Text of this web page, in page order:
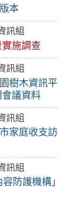
本
訊組
施調查
訊組
樹木資訊平
議資料
訊組
家庭收支訪
訊組
防護機構」